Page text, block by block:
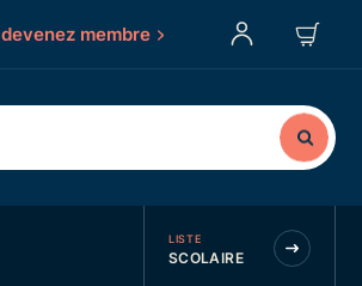
devenez membre
LISTE
SCOLAIRE